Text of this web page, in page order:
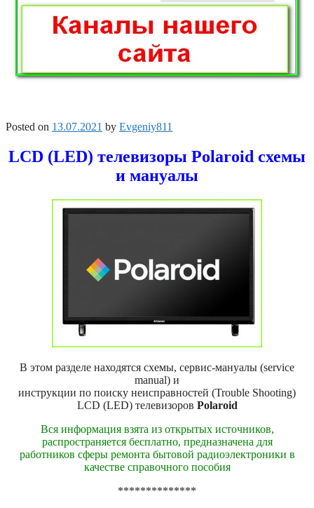
Posted on 13.07.2021 by Evgeniy811
LCD (LED) телевизоры Polaroid схемы
и мануалы
В этом разделе находятся схемы, сервис-мануалы (service
manual) и
инструкции по поиску неисправностей (Trouble Shooting)
LCD (LED) телевизоров Polaroid
Вся информация взята из открытых источников,
распространяется бесплатно, предназначена для
работников сферы ремонта бытовой радиоэлектроники в
качестве справочного пособия
**************